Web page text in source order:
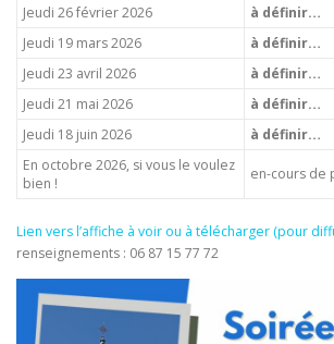
Jeudi 26 février 2026
à définir…
Jeudi 19 mars 2026
à définir…
Jeudi 23 avril 2026
à définir…
Jeudi 21 mai 2026
à définir…
Jeudi 18 juin 2026
à définir…
En octobre 2026, si vous le voulez
bien !
en-cours de
Lien vers l’affiche à voir ou à télécharger (pour
renseignements : 06 87 15 77 72